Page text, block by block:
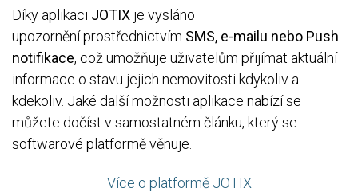
Díky aplikaci JOTIX je vysláno
upozornění prostřednictvím SMS, e-mailu nebo Push
notifikace, což umožňuje uživatelům přijímat aktuální
informace o stavu jejich nemovitosti kdykoliv a
kdekoliv. Jaké další možnosti aplikace nabízí se
můžete dočíst v samostatném článku, který se
softwarové platformě věnuje.
Více o platformě JOTIX